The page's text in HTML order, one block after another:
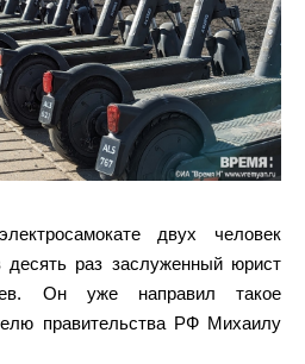
двух человек
десять раз заслуженный юрист
Он уже направил такое
правительства РФ Михаилу